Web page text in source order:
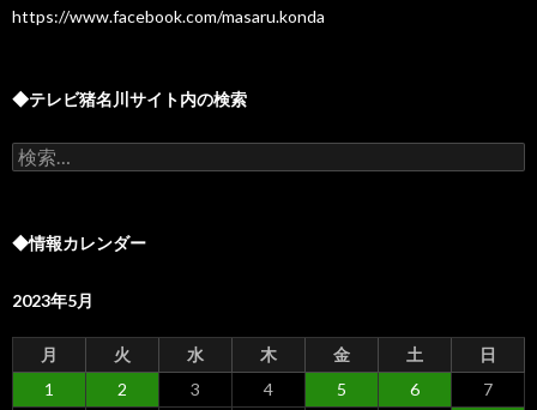
https://www.facebook.com/masaru.konda
◆テレビ猪名川サイト内の検索
検
索:
◆情報カレンダー
2023年5月
月 火 水 木 金 土
日
1
2 3 4 5 6
7